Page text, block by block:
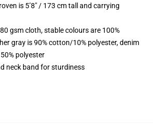
is 5’8″ / 173 cm tall and carrying
gsm cloth, stable colours are 100%
gray is 90% cotton/10% polyester, denim
polyester
neck band for sturdiness